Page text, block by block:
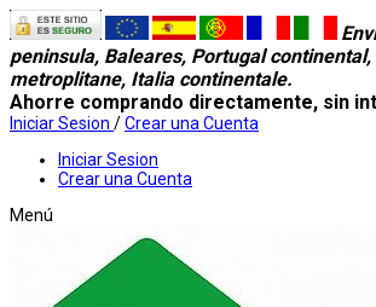
peninsula, Baleares, Portugal continental,
metroplitane, Italia continentale.
Ahorre comprando directamente, sin
Iniciar Sesion /Crear una Cuenta
Iniciar Sesion
Crear una Cuenta
Menú